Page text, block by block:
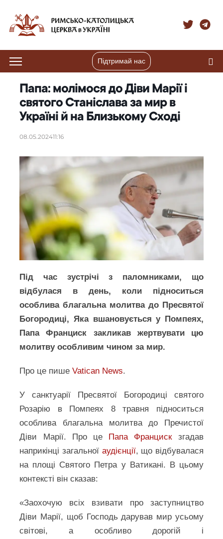
Підтримай нас
Папа: молімося до Діви Марії і
святого Станіслава за мир в
Україні й на Близькому Сході
08.05.202411:16
Під час зустрічі з паломниками, що
відбулася в день, коли підноситься
особлива благальна молитва до Пресвятої
Богородиці, Яка вшановується у Помпеях,
Папа Франциск закликав жертвувати цю
молитву особливим чином за мир.
Про це пишеVatican News.
У санктуарії Пресвятої Богородиці святого
Розарію в Помпеях 8 травня підноситься
особлива благальна молитва до Пречистої
Діви Марії. Про це Папа Францискзгадав
наприкінці загальної аудієнції, що відбувалася
на площі Святого Петра у Ватикані. В цьому
контексті він сказав:
«Заохочую всіх взивати про заступництво
Діви Марії, щоб Господь дарував мир усьому
світові, а особливо дорогій і